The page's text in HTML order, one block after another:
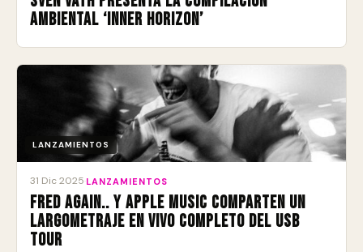
ambiental ‘Inner Horizon’
LANZAMIENTOS
31 Dic 2025 LANZAMIENTOS
Fred again.. y Apple Music comparten un
largometraje en vivo completo del USB
Tour